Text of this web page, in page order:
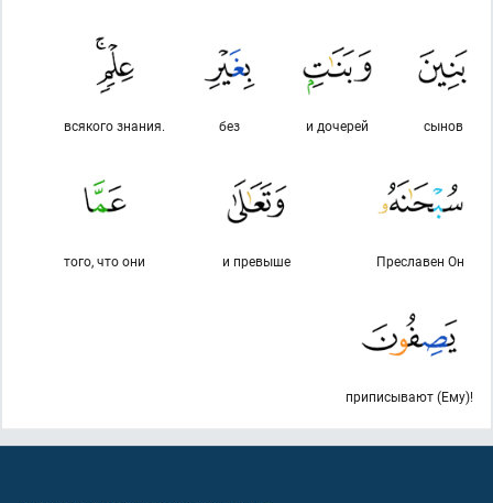
сынов
и дочерей
без
всякого знания.
Преславен Он
и превыше
того, что они
приписывают (Ему)!